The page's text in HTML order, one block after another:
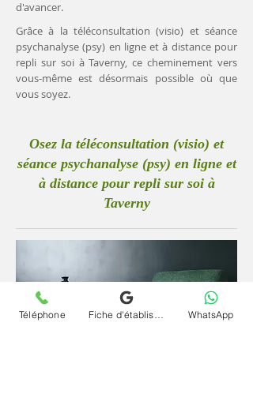
d'avancer.
Grâce à la téléconsultation (visio) et séance
psychanalyse (psy) en ligne et à distance pour
repli sur soi à Taverny, ce cheminement vers
vous-même est désormais possible où que
vous soyez.
Osez la téléconsultation (visio) et
séance psychanalyse (psy) en ligne et
à distance pour repli sur soi à
Taverny
Téléphone WhatsApp